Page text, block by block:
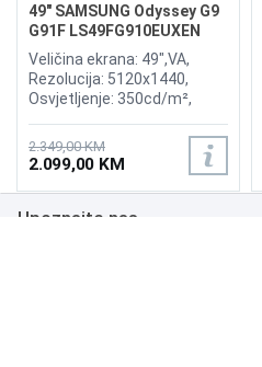
49" SAMSUNG Odyssey G9
G91F LS49FG910EUXEN
144Hz Gaming Curved
Display
Veličina ekrana: 49",VA,
Rezolucija: 5120x1440,
Osvjetljenje: 350cd/m²,
Osvježenje: 144Hz, AMD
FreeSync Premium Pro,
Priključci: 2xHDMI 2.1,
DisplayPort, 2xUSB 3.2, USB-
B
2.349,00 KM
2.099,00 KM
Upoznajte nas